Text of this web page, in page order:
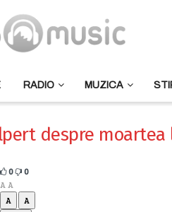
RADIO MUZICA
despre
0
0
A A
A
A